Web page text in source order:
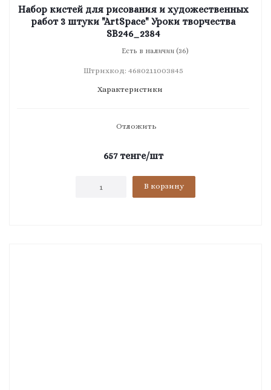
Набор кистей для рисования и художественных
работ 3 штуки "ArtSpace" Уроки творчества
SB246_2384
Есть в наличии (36)
Штрихкод: 4680211003845
Характеристики
Отложить
657тенге/шт
В корзину